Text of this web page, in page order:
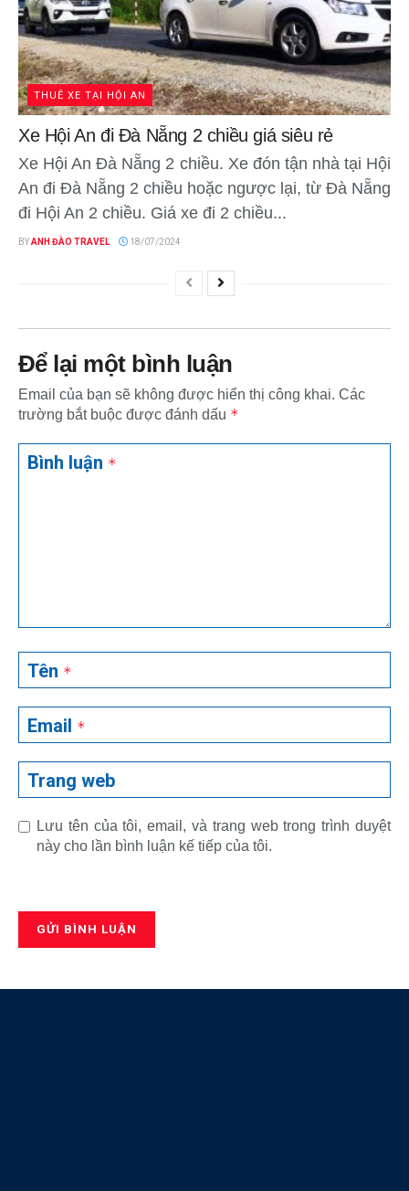
THUÊ XE TẠI HỘI AN
Xe Hội An đi Đà Nẵng 2 chiều giá siêu rẻ
Xe Hội An Đà Nẵng 2 chiều. Xe đón tận nhà tại Hội
An đi Đà Nẵng 2 chiều hoặc ngược lại, từ Đà Nẵng
đi Hội An 2 chiều. Giá xe đi 2 chiều...
BYANH ĐÀO TRAVEL 18/07/2024
Để lại một bình luận
Email của bạn sẽ không được hiển thị công khai. Các
trường bắt buộc được đánh dấu *
Bình luận *
Tên *
Email *
Trang web
Lưu tên của tôi, email, và trang web trong trình duyệt
này cho lần bình luận kế tiếp của tôi.